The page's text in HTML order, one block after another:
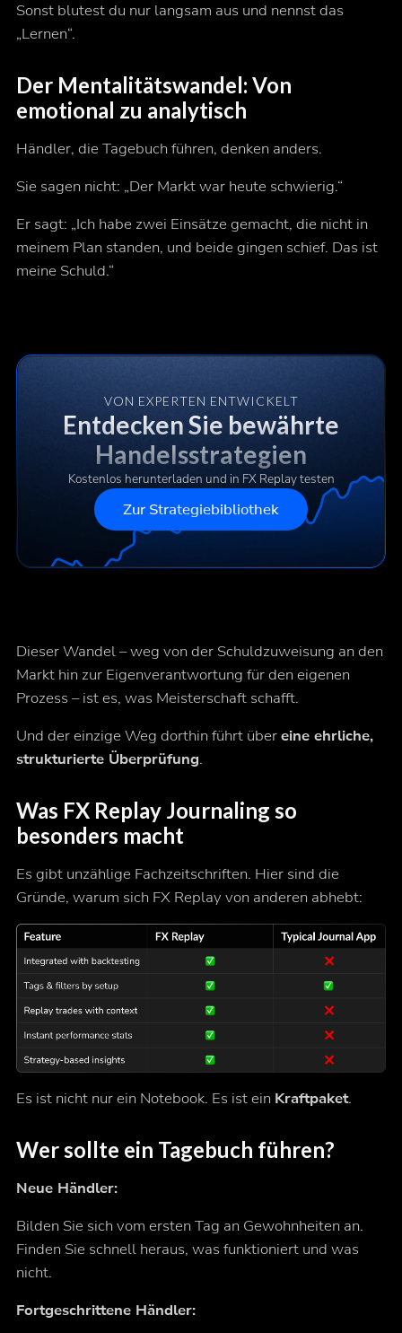
Sonst blutest du nur langsam aus und nennst das
„Lernen“.
Der Mentalitätswandel: Von
emotional zu analytisch
Händler, die Tagebuch führen, denken anders.
Sie sagen nicht: „Der Markt war heute schwierig.“
Er sagt: „Ich habe zwei Einsätze gemacht, die nicht in
meinem Plan standen, und beide gingen schief. Das ist
meine Schuld.“
VON EXPERTEN ENTWICKELT
Entdecken Sie bewährte
Handelsstrategien
Kostenlos herunterladen und in FX Replay testen
Zur Strategiebibliothek
Dieser Wandel – weg von der Schuldzuweisung an den
Markt hin zur Eigenverantwortung für den eigenen
Prozess – ist es, was Meisterschaft schafft.
Und der einzige Weg dorthin führt übereine ehrliche,
strukturierte Überprüfung.
Was FX Replay Journaling so
besonders macht
Es gibt unzählige Fachzeitschriften. Hier sind die
Gründe, warum sich FX Replay von anderen abhebt:
Es ist nicht nur ein Notebook. Es ist ein Kraftpaket.
Wer sollte ein Tagebuch führen?
Neue Händler:
Bilden Sie sich vom ersten Tag an Gewohnheiten an.
Finden Sie schnell heraus, was funktioniert und was
nicht.
Fortgeschrittene Händler: